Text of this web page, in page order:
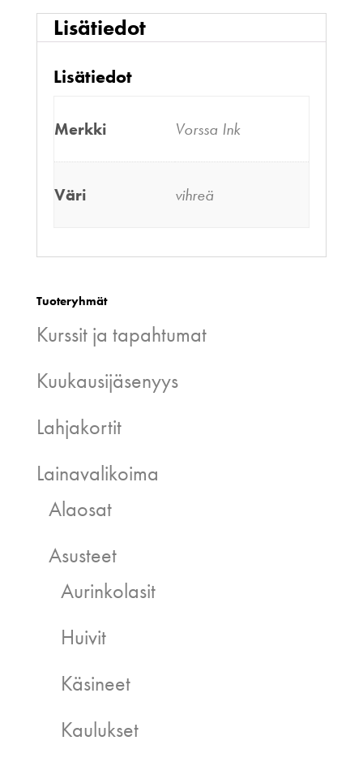
Lisätiedot
Lisätiedot
Merkki Vorssa Ink
Väri vihreä
Tuoteryhmät
Kurssit ja tapahtumat
Kuukausijäsenyys
Lahjakortit
Lainavalikoima
Alaosat
Asusteet
Aurinkolasit
Huivit
Käsineet
Kaulukset